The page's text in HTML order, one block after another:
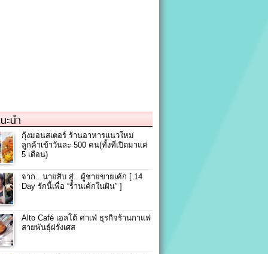
ะนำ
กุ้งมอนสเตอร์ ร้านอาหารแนวใหม่
ลูกค้าเข้าวันละ 500 คน(ทั้งที่เปิดมาแค่
5 เดือน)
จาก.. นายสิบ สู่.. ผู้ชายขายเค้ก [ 14
Day รักนี้เพื่อ “ร้านเค้กในฝัน” ]
Alto Café เอลโต้ ค่าเฟ่ ธุรกิจร้านกาแฟ
สายพันธุ์ฝรั่งเศส